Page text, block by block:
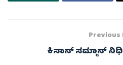
Previous
ಕಿಸಾನ್ ಸಮ್ಮಾನ್ ನಿಧಿ